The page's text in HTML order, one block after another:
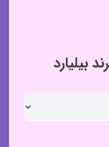
بیلیارد